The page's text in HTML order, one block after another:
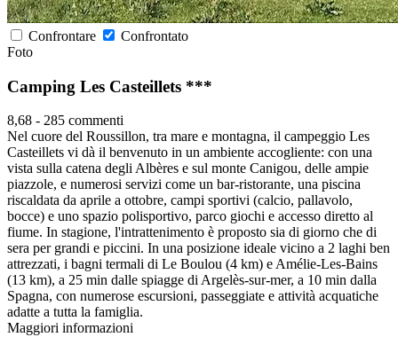
Confrontare
Confrontato
Foto
Camping Les Casteillets ***
8,68 - 285 commenti
Nel cuore del Roussillon, tra mare e montagna, il campeggio Les
Casteillets vi dà il benvenuto in un ambiente accogliente: con una
vista sulla catena degli Albères e sul monte Canigou, delle ampie
piazzole, e numerosi servizi come un bar-ristorante, una piscina
riscaldata da aprile a ottobre, campi sportivi (calcio, pallavolo,
bocce) e uno spazio polisportivo, parco giochi e accesso diretto al
fiume. In stagione, l'intrattenimento è proposto sia di giorno che di
sera per grandi e piccini. In una posizione ideale vicino a 2 laghi ben
attrezzati, i bagni termali di Le Boulou (4 km) e Amélie-Les-Bains
(13 km), a 25 min dalle spiagge di Argelès-sur-mer, a 10 min dalla
Spagna, con numerose escursioni, passeggiate e attività acquatiche
adatte a tutta la famiglia.
Maggiori informazioni